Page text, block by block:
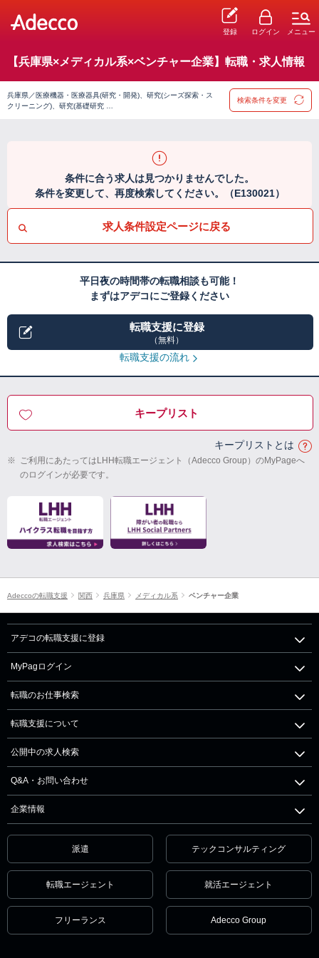
登録 ログイン メニュー
【兵庫県×メディカル系×ベンチャー企業】転職・求人情報
兵庫県／医療機器・医療器具(研究・開発)、研究(シーズ探索・ス
クリーニング)、研究(基礎研究 …
検索条件を変更
条件に合う求人は見つかりませんでした。
条件を変更して、再度検索してください。（E130021）
求人条件設定ページに戻る
平日夜の時間帯の転職相談も可能！
まずはアデコにご登録ください
転職支援に登録
（無料）
転職支援の流れ
キープリスト
キープリストとは
※ ご利用にあたってはLHH転職エージェント（Adecco Group）のMyPageへ
のログインが必要です。
Adeccoの転職支援 関西 兵庫県 メディカル系 ベンチャー企業
アデコの転職支援に登録
MyPagログイン
転職のお仕事検索
転職支援について
公開中の求人検索
Q&A・お問い合わせ
企業情報
派遣 テックコンサルティング
転職エージェント 就活エージェント
フリーランス Adecco Group